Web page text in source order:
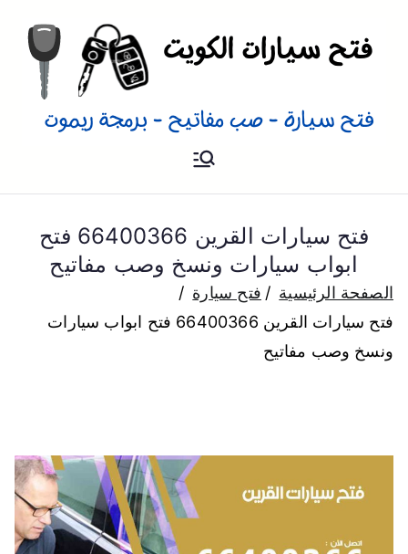
فتح سيارات
فتح ابواب سيارات و توفير مفاتيح
فتح سيارات القرين 66400366 فتح
ابواب سيارات ونسخ وصب مفاتيح
الصفحة الرئيسية
فتح سيارة
فتح سيارات القرين 66400366 فتح ابواب سيارات
ونسخ وصب مفاتيح